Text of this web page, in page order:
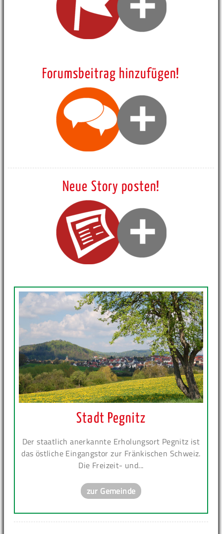
Forumsbeitrag hinzufügen!
Neue Story posten!
Stadt Pegnitz
Der staatlich anerkannte Erholungsort Pegnitz ist
das östliche Eingangstor zur Fränkischen Schweiz.
Die Freizeit- und...
zur Gemeinde